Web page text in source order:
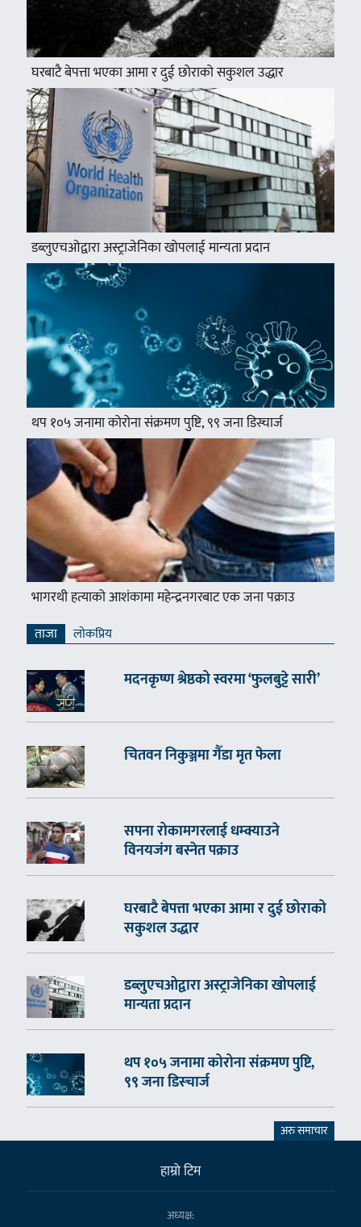
घरबाटै बेपत्ता भएका आमा र दुई छोराको सकुशल उद्धार
डब्लुएचओद्वारा अस्ट्राजेनिका खोपलाई मान्यता प्रदान
थप १०५ जनामा कोरोना संक्रमण पुष्टि, ९९ जना डिस्चार्ज
भागरथी हत्याको आशंकामा महेन्द्रनगरबाट एक जना पक्राउ
ताजा लाेकप्रिय
मदनकृष्ण श्रेष्ठको स्वरमा ‘फुलबुट्टे सारी’
चितवन निकुञ्जमा गैँडा मृत फेला
सपना रोकामगरलाई धम्क्याउने
विनयजंग बस्नेत पक्राउ
घरबाटै बेपत्ता भएका आमा र दुई छोराको
सकुशल उद्धार
डब्लुएचओद्वारा अस्ट्राजेनिका खोपलाई
मान्यता प्रदान
थप १०५ जनामा कोरोना संक्रमण पुष्टि,
९९ जना डिस्चार्ज
अरु समाचार
हाम्राे टिम
अध्यक्ष: